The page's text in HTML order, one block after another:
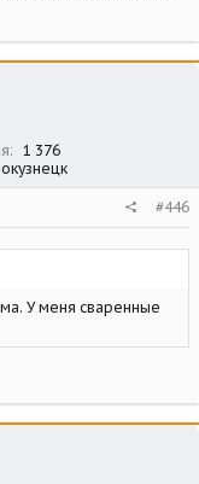
1 376
#446
У меня сваренные